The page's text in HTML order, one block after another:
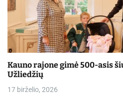
Kauno rajone gimė 500-asis
Užliedžių
17 birželio, 2026